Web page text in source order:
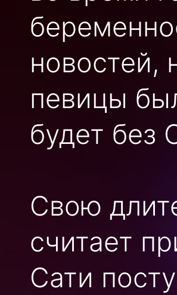
новостей,
певицы
будет без
Свою
считает
Сати